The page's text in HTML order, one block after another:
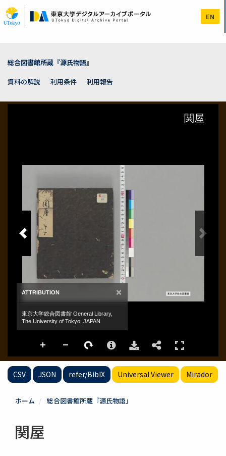
イ
ン
EN
総合図書館所蔵『源氏物語』
資料の解説
利用条件 利用報告
CSV JSON refer/BibIX Universal Viewer Mirador
ホーム 総合図書館所蔵『源氏物語』
関屋